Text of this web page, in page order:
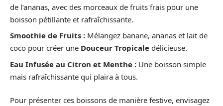
de l’ananas, avec des morceaux de fruits frais pour une
boisson pétillante et rafraîchissante.
Smoothie de Fruits : Mélangez banane, ananas et lait de
coco pour créer une Douceur Tropicale délicieuse.
Eau Infusée au Citron et Menthe : Une boisson simple
mais rafraîchissante qui plaira à tous.
Pour présenter ces boissons de manière festive, envisagez